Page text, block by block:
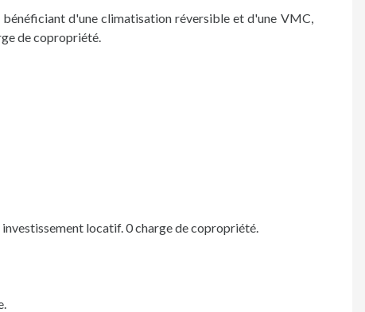
d'une climatisation réversible et d'une VMC,
de copropriété.
locatif. 0 charge de copropriété.